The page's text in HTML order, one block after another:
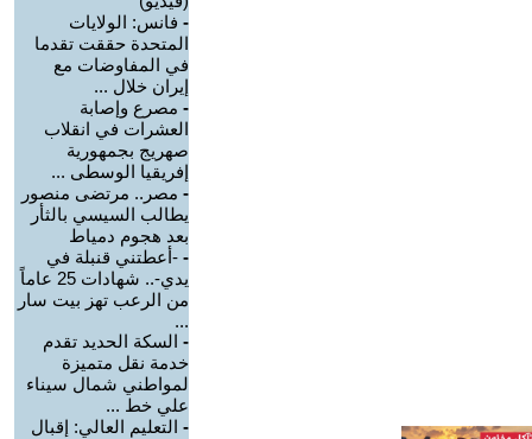
- فانس: الولايات
المتحدة حققت تقدما
في المفاوضات مع
إيران خلال ...
- مصرع وإصابة
العشرات في انقلاب
صهريج بجمهورية
إفريقيا الوسطى ...
- مصر.. مرتضى منصور
يطالب السيسي بالثأر
بعد هجوم دمياط
- -أعطتني قنبلة في
يدي-.. شهادات 25 عاماً
من الرعب تهز بيت سار
...
- السكة الحديد تقدم
خدمة نقل متميزة
لمواطني شمال سيناء
علي خط ...
- التعليم العالي: إقبال